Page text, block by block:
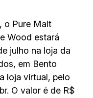
o Pure Malt
Wood estará
julho na loja da
em Bento
loja virtual, pelo
O valor é de R$